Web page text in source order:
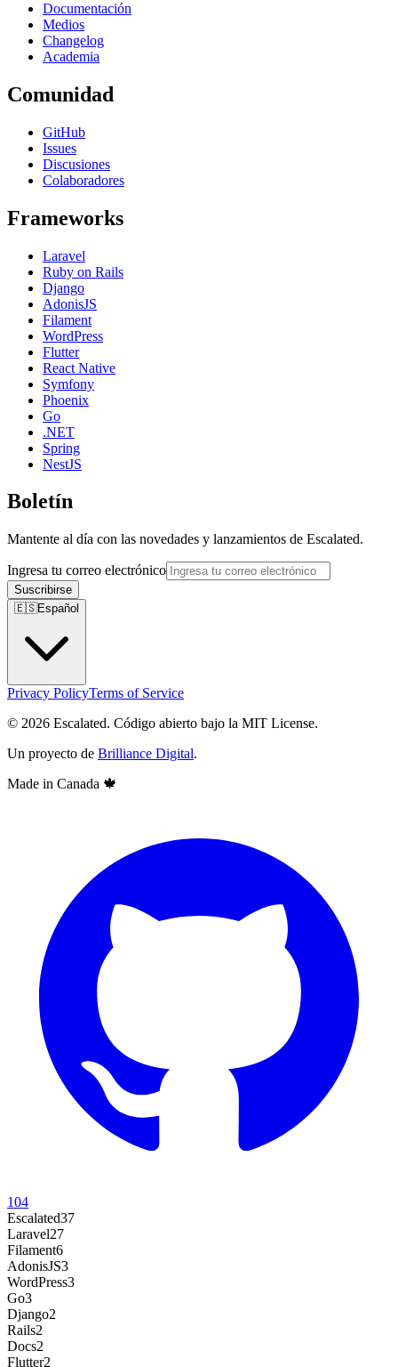
Documentación
Medios
Changelog
Academia
Comunidad
GitHub
Issues
Discusiones
Colaboradores
Frameworks
Laravel
Ruby on Rails
Django
AdonisJS
Filament
WordPress
Flutter
React Native
Symfony
Phoenix
Go
.NET
Spring
NestJS
Boletín
Mantente al día con las novedades y lanzamientos de Escalated.
Ingresa tu correo electrónico
Suscribirse
🇪🇸Español
Privacy PolicyTerms of Service
© 2026 Escalated. Código abierto bajo la MIT License.
Un proyecto de Brilliance Digital.
Made in Canada 🍁
104
Escalated37
Laravel27
Filament6
AdonisJS3
WordPress3
Go3
Django2
Rails2
Docs2
Flutter2